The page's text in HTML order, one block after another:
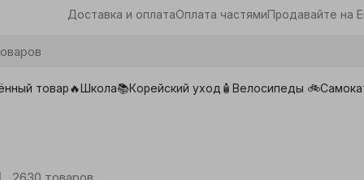
Доставка и оплатаОплата частямиПродавайте на
товар🔥Школа📚Корейский уход🧴 Велосипеды 🚲
для школы